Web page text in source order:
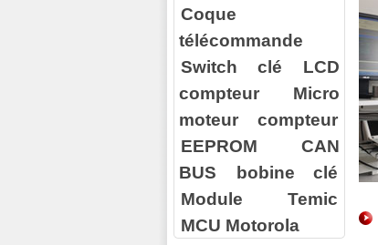
Coque
télécommande
Switch clé
LCD
compteur
Micro
moteur compteur
EEPROM
CAN
BUS
bobine clé
Module Temic
MCU Motorola